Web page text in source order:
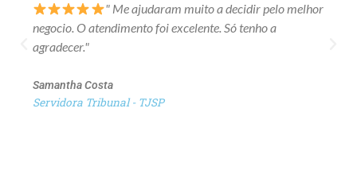
" Me ajudaram muito a decidir pelo melhor
negocio. O atendimento foi excelente. Só tenho a
agradecer."
Samantha Costa
Servidora Tribunal - TJSP